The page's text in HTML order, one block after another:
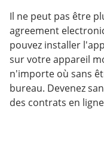
Il ne peut pas être
agreement
pouvez installer
sur votre appareil
n'importe où sans
bureau. Devenez
des contrats en